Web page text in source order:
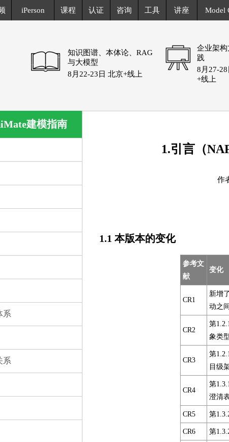
iPerson 课程 认证 咨询 工具 讲座 Model
知识图谱、本体论、RAG
与大模型
8月22-23日 北京+线上
企业架
践
8月27-28
+线上
建模指南
系
系
1.引言（
作
1.1 本版本的变化
参考文
献
变化
CR1
新增
动之
CR2
第
象类
CR3
第
目级
CR4
第
澄清
CR5 第
CR6 第